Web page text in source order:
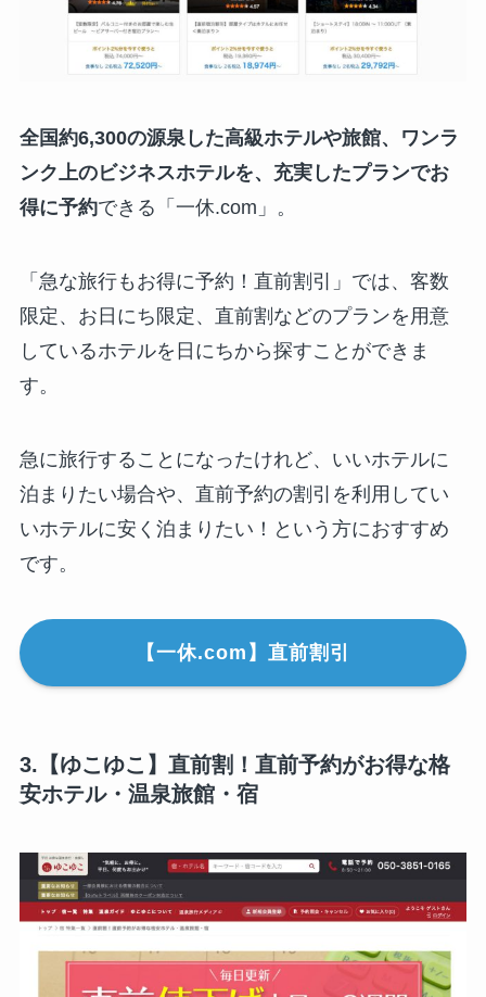
全国約6,300の源泉した高級ホテルや旅館、ワンラ
ンク上のビジネスホテルを、充実したプランでお
得に予約できる「一休.com」。
「急な旅行もお得に予約！直前割引」では、客数
限定、お日にち限定、直前割などのプランを用意
しているホテルを日にちから探すことができま
す。
急に旅行することになったけれど、いいホテルに
泊まりたい場合や、直前予約の割引を利用してい
いホテルに安く泊まりたい！という方におすすめ
です。
【一休.com】直前割引
3.【ゆこゆこ】直前割！直前予約がお得な格
安ホテル・温泉旅館・宿